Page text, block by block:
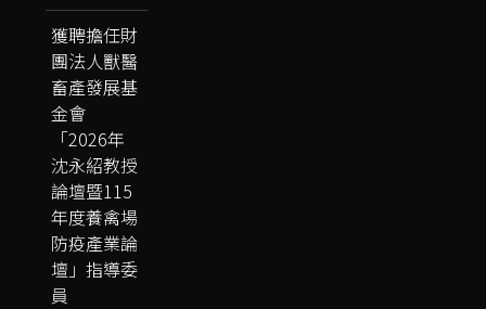
獲聘擔任財
團法人獸醫
畜產發展基
金會
「2026年
沈永紹教授
論壇暨115
年度養禽場
防疫產業論
壇」指導委
員